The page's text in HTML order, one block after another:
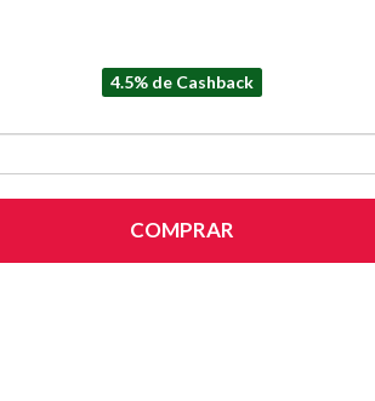
4.5% de Cashback
COMPRAR